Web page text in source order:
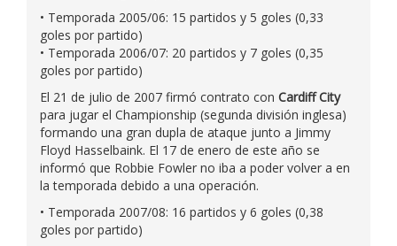
• Temporada 2005/06: 15 partidos y 5 goles (0,33
goles por partido)
• Temporada 2006/07: 20 partidos y 7 goles (0,35
goles por partido)
El 21 de julio de 2007 firmó contrato con Cardiff City
para jugar el Championship (segunda división inglesa)
formando una gran dupla de ataque junto a Jimmy
Floyd Hasselbaink. El 17 de enero de este año se
informó que Robbie Fowler no iba a poder volver a en
la temporada debido a una operación.
• Temporada 2007/08: 16 partidos y 6 goles (0,38
goles por partido)